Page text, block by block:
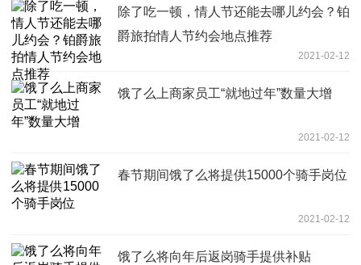
除了吃一顿，情人节还能去哪儿约会？铂
爵旅拍情人节约会地点推荐
2021-02-12
饿了么上商家员工“就地过年”数量大增
2021-02-12
春节期间饿了么将提供15000个骑手岗位
2021-02-12
饿了么将向年后返岗骑手提供补贴